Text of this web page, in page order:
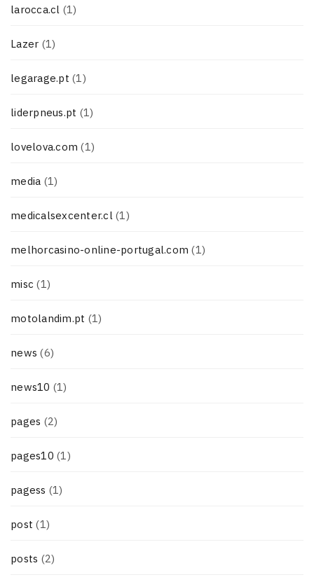
larocca.cl (1)
Lazer (1)
legarage.pt (1)
liderpneus.pt (1)
lovelova.com (1)
media (1)
medicalsexcenter.cl(1)
melhorcasino-online-portugal.com (1)
misc (1)
motolandim.pt (1)
news (6)
news10 (1)
pages (2)
pages10 (1)
pagess (1)
post (1)
posts (2)